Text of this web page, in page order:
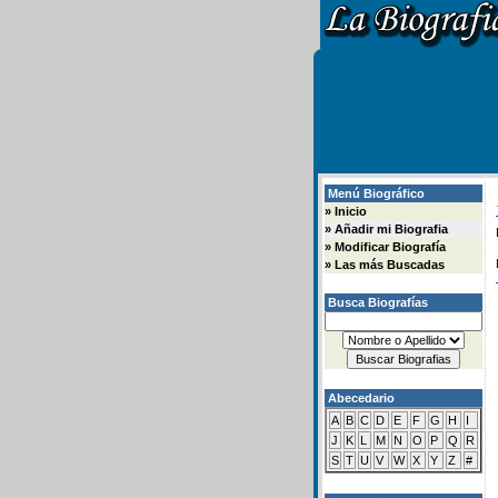
Menú Biográfico
» Inicio
» Añadir mi Biografia
» Modificar Biografía
» Las más Buscadas
Busca Biografías
Abecedario
A B C D E F G H
I
J
K L M N O P Q
R
S T U V W X Y Z #